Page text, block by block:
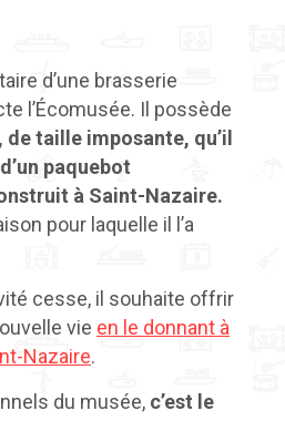
d’une brasserie
l’Écomusée. Il possède
de taille imposante, qu’il
paquebot
à Saint-Nazaire.
pour laquelle il l’a
cesse, il souhaite offrir
vie en le donnant à
Nazaire.
du musée, c’est le